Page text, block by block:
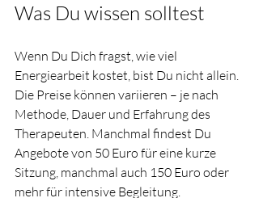
Was Du wissen solltest
Wenn Du Dich fragst, wie viel
Energiearbeit kostet, bist Du nicht allein.
Die Preise können variieren – je nach
Methode, Dauer und Erfahrung des
Therapeuten. Manchmal findest Du
Angebote von 50 Euro für eine kurze
Sitzung, manchmal auch 150 Euro oder
mehr für intensive Begleitung.